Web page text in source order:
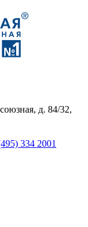
д. 84/32,
334 2001